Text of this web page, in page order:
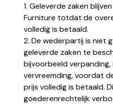
1. Geleverde zaken
Furniture totdat de
volledig is betaald.
2. De wederpartij is niet
geleverde zaken te
bijvoorbeeld verpanding,
vervreemding, voordat
prijs volledig is betaald.
goederenrechtelijk